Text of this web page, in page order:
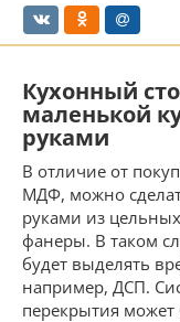
Кухонный
маленькой
руками
В отличие от
МДФ, можно
руками из
фанеры. В таком
будет выделять
например, ДСП.
перекрытия может